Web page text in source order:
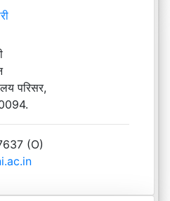
परिसर,
(O)